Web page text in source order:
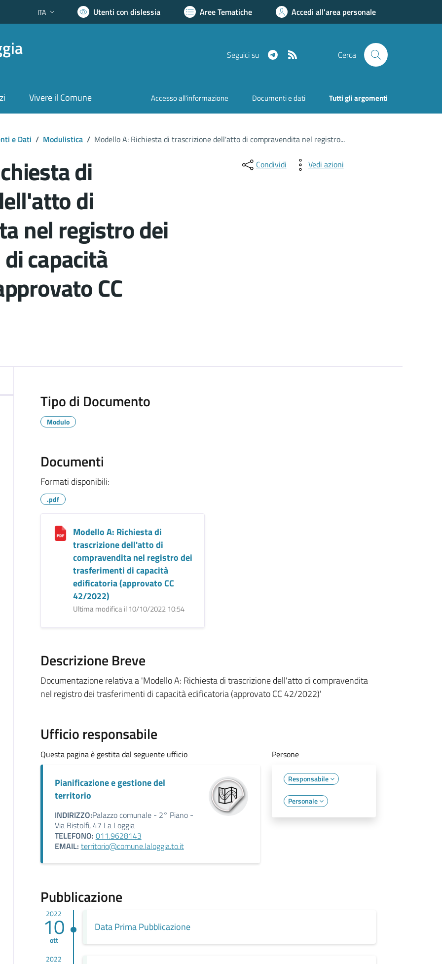
Lingua attiva:
ITA Utenti con dislessia Aree Tematiche Accedi all'area personale
Seguici su Telegram Cerca
Vivere il Comune Accesso all'informazione Documenti e dati Tutti gli argomenti
e Dati / Modulistica / Modello A: Richiesta di trascrizione dell'atto di compravendita nel registro...
di
di
nel registro dei
capacità
CC
Condividi Vedi azioni
Tipo di Documento
Modulo
Documenti
Formati disponibili:
.pdf
Modello A: Richiesta di
trascrizione dell'atto di
compravendita nel registro dei
trasferimenti di capacità
edificatoria (approvato CC
42/2022)
Ultima modifica il 10/10/2022 10:54
Descrizione Breve
Documentazione relativa a 'Modello A: Richiesta di trascrizione dell'atto di compravendita
nel registro dei trasferimenti di capacità edificatoria (approvato CC 42/2022)'
Ufficio responsabile
Questa pagina è gestita dal seguente ufficio
Pianificazione e gestione del
territorio
INDIRIZZO:Palazzo comunale - 2° Piano -
Via Bistolfi, 47 La Loggia
TELEFONO: 011.9628143
EMAIL: territorio@comune.laloggia.to.it
Persone
Responsabile
Personale
Pubblicazione
2022
10
ott
Data Prima Pubblicazione
2022